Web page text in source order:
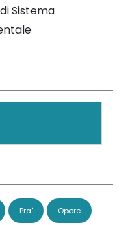
Sistema
Pra' Opere